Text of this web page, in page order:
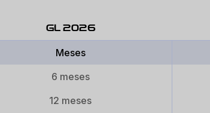
GL 2026
Meses
6 meses
12 meses